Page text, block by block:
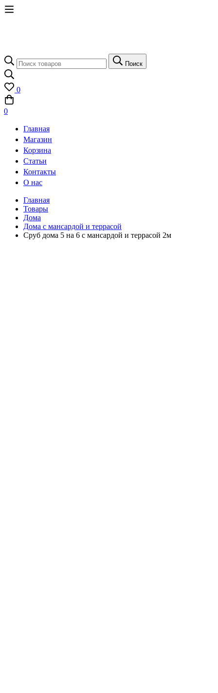
Поиск
по:
Поиск
0
0
Главная
Магазин
Корзина
Статьи
Контакты
О нас
Главная
Товары
Дома
Дома с мансардой и террасой
Сруб дома 5 на 6 с мансардой и террасой 2м